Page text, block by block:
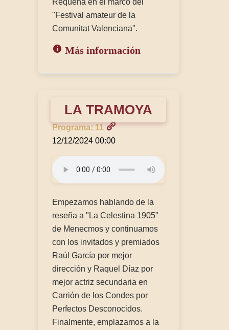
"Festival amateur de la
Comunitat Valenciana".
Más información
LA TRAMOYA
Programa: 11
12/12/2024 00:00
Empezamos hablando de la
reseña a "La Celestina 1905"
de Menecmos y continuamos
con los invitados y premiados
Raúl García por mejor
dirección y Raquel Díaz por
mejor actriz secundaria en
Carrión de los Condes por
Perfectos Desconocidos.
Finalmente, emplazamos a la